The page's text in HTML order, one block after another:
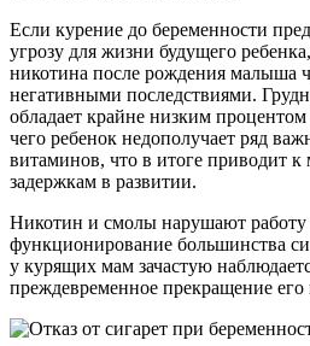
Если курение до беременности
угрозу для жизни будущего
никотина после рождения малыша
негативными последствиями.
обладает крайне низким процентом
чего ребенок недополучает ряд
витаминов, что в итоге приводит
задержкам в развитии.
Никотин и смолы нарушают работу
функционирование большинства
у курящих мам зачастую
преждевременное прекращение его